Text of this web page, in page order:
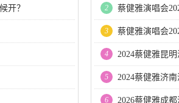
开？ 2 蔡健雅演唱会
3 蔡健雅演唱会
4 2024蔡健雅昆
5 2024蔡健雅济
6 2026蔡健雅成